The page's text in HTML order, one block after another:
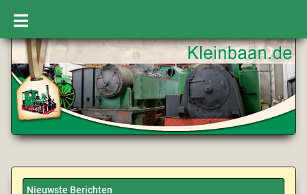
Nieuwste Berichten